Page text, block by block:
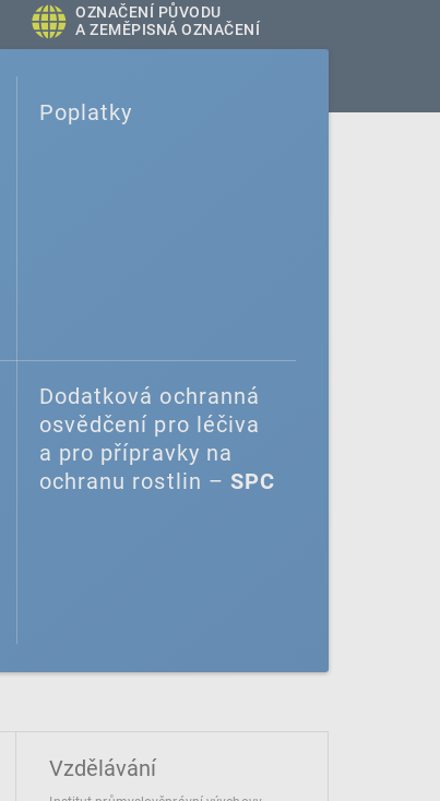
OZNAČENÍ PŮVODU
A ZEMĚPISNÁ OZNAČENÍ
Poplatky
Dodatková ochranná
osvědčení pro léčiva
a pro přípravky na
ochranu rostlin – SPC
Vzdělávání